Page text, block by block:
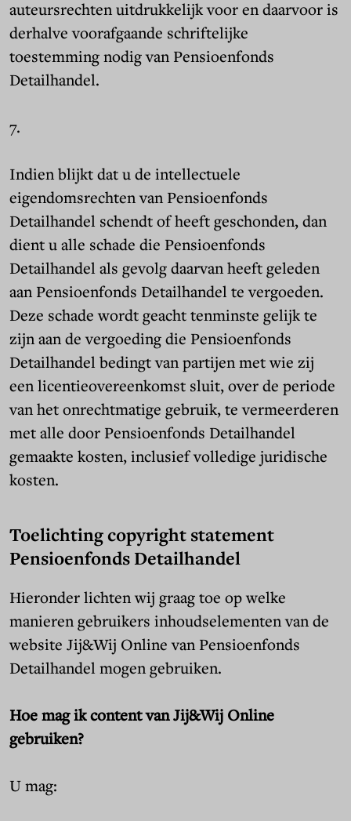
auteursrechten uitdrukkelijk voor en daarvoor is
derhalve voorafgaande schriftelijke
toestemming nodig van Pensioenfonds
Detailhandel.
7.
Indien blijkt dat u de intellectuele
eigendomsrechten van Pensioenfonds
Detailhandel schendt of heeft geschonden, dan
dient u alle schade die Pensioenfonds
Detailhandel als gevolg daarvan heeft geleden
aan Pensioenfonds Detailhandel te vergoeden.
Deze schade wordt geacht tenminste gelijk te
zijn aan de vergoeding die Pensioenfonds
Detailhandel bedingt van partijen met wie zij
een licentieovereenkomst sluit, over de periode
van het onrechtmatige gebruik, te vermeerderen
met alle door Pensioenfonds Detailhandel
gemaakte kosten, inclusief volledige juridische
kosten.
Toelichting copyright statement
Pensioenfonds Detailhandel
Hieronder lichten wij graag toe op welke
manieren gebruikers inhoudselementen van de
website Jij&Wij Online van Pensioenfonds
Detailhandel mogen gebruiken.
Hoe mag ik content van Jij&Wij Online
gebruiken?
U mag: